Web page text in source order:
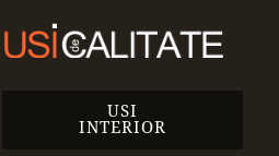
USI
INTERIOR